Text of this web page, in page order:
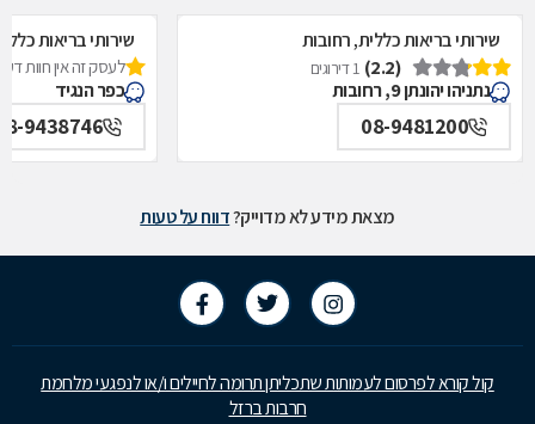
שירותי בריאות כללית, רחובות
(2.2)
1 דירוגים
נתניהו יהונתן 9, רחובות
08-9481200
שירותי בריאות
לעסק זה אין חוות
כפר הנגיד
9438746
מצאת מידע לא מדוייק?דווח על טעות
קול קורא לפרסום לעמותות שתכליתן תרומה לחיילים ו/או לנפגעי מלחמת
חרבות ברזל